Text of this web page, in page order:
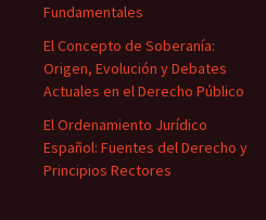
Fundamentales
El Concepto de Soberanía:
Origen, Evolución y Debates
Actuales en el Derecho Público
El Ordenamiento Jurídico
Español: Fuentes del Derecho y
Principios Rectores